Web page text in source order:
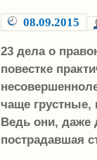
08.09.2015
23 дела о
повестке
чаще грустные,
Ведь они, даже
пострадавшая